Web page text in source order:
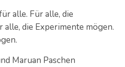
alle. Für alle, die
alle, die Experimente mögen.
Maruan Paschen